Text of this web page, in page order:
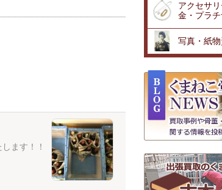
ます！！
アクセサ
金・プラチ
写真・紙